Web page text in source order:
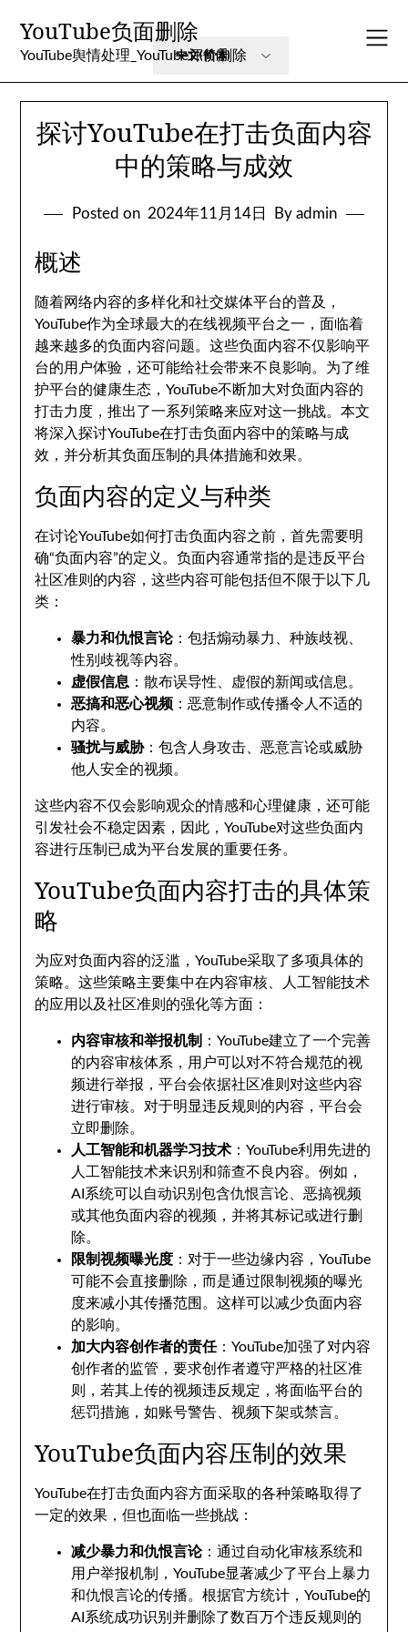
content
YouTube负面删除
YouTube舆情处理_YouTube评价删除
探讨YouTube在打击负面内容
中的策略与成效
Posted on 2024年11月14日 By admin
概述
随着网络内容的多样化和社交媒体平台的普及，
YouTube作为全球最大的在线视频平台之一，面临着
越来越多的负面内容问题。这些负面内容不仅影响平
台的用户体验，还可能给社会带来不良影响。为了维
护平台的健康生态，YouTube不断加大对负面内容的
打击力度，推出了一系列策略来应对这一挑战。本文
将深入探讨YouTube在打击负面内容中的策略与成
效，并分析其负面压制的具体措施和效果。
负面内容的定义与种类
在讨论YouTube如何打击负面内容之前，首先需要明
确“负面内容”的定义。负面内容通常指的是违反平台
社区准则的内容，这些内容可能包括但不限于以下几
类：
暴力和仇恨言论：包括煽动暴力、种族歧视、
性别歧视等内容。
虚假信息 ：散布误导性、虚假的新闻或信息。
恶搞和恶心视频 ：恶意制作或传播令人不适的
内容。
骚扰与威胁：包含人身攻击、恶意言论或威胁
他人安全的视频。
这些内容不仅会影响观众的情感和心理健康，还可能
引发社会不稳定因素，因此，YouTube对这些负面内
容进行压制已成为平台发展的重要任务。
YouTube负面内容打击的具体策
略
为应对负面内容的泛滥，YouTube采取了多项具体的
策略。这些策略主要集中在内容审核、人工智能技术
的应用以及社区准则的强化等方面：
内容审核和举报机制
：YouTube建立了一个完善
的内容审核体系，用户可以对不符合规范的视
频进行举报，平台会依据社区准则对这些内容
进行审核。对于明显违反规则的内容，平台会
立即删除。
人工智能和机器学习技术 ：YouTube利用先进的
人工智能技术来识别和筛查不良内容。例如，
AI系统可以自动识别包含仇恨言论、恶搞视频
或其他负面内容的视频，并将其标记或进行删
除。
限制视频曝光度 ：对于一些边缘内容，YouTube
可能不会直接删除，而是通过限制视频的曝光
度来减小其传播范围。这样可以减少负面内容
的影响。
加大内容创作者的责任：YouTube加强了对内容
创作者的监管，要求创作者遵守严格的社区准
则，若其上传的视频违反规定，将面临平台的
惩罚措施，如账号警告、视频下架或禁言。
YouTube负面内容压制的效果
YouTube在打击负面内容方面采取的各种策略取得了
一定的效果，但也面临一些挑战：
减少暴力和仇恨言论：通过自动化审核系统和
用户举报机制，YouTube显著减少了平台上暴力
和仇恨言论的传播。根据官方统计，YouTube的
AI系统成功识别并删除了数百万个违反规则的